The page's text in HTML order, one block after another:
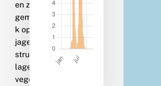
en zijn
gemakkelij
k op te
jagen uit
struiken en
lage
vegetaties.